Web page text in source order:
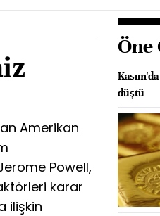
Amerikan
Powell,
karar
ilişkin
Öne
düştü